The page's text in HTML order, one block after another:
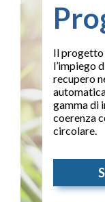
Il progetto
l’impiego
recupero
gamma di
coerenza
circolare.